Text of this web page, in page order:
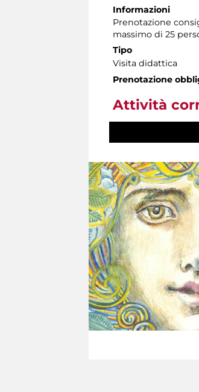
Informazioni
Prenotazione
massimo di 25
Tipo
Visita didattica
Prenotazione
Attività